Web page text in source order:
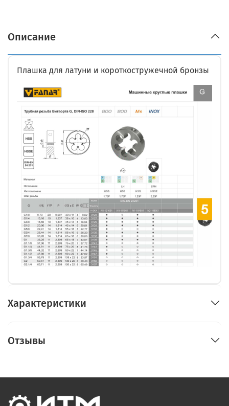
Описание
Плашка для латуни и короткостружечной бронзы
Характеристики
Отзывы